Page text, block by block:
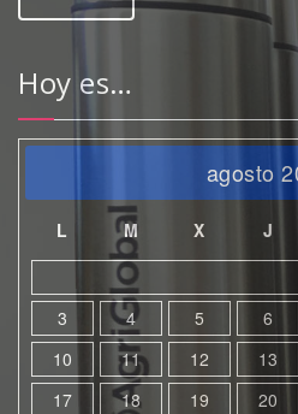
Hoy es…
agosto
L M X J
3
4 5 6
10
11 12 13
17
18 19 20